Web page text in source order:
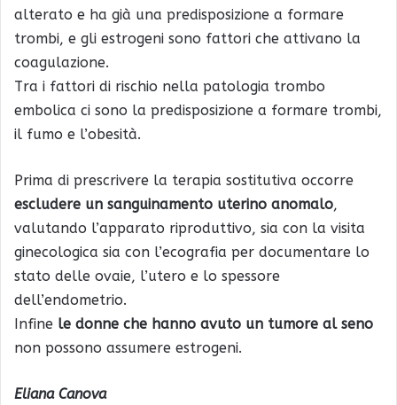
alterato e ha già una predisposizione a formare
trombi, e gli estrogeni sono fattori che attivano la
coagulazione.
Tra i fattori di rischio nella patologia trombo
embolica ci sono la predisposizione a formare trombi,
il fumo e l’obesità.
Prima di prescrivere la terapia sostitutiva occorre
escludere un sanguinamento uterino anomalo,
valutando l’apparato riproduttivo, sia con la visita
ginecologica sia con l’ecografia per documentare lo
stato delle ovaie, l’utero e lo spessore
dell’endometrio.
Infine le donne che hanno avuto un tumore al seno
non possono assumere estrogeni.
Eliana Canova